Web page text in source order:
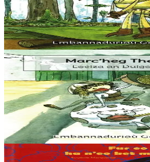
Une histoire de poux, d’ermite, et de
Beaucoup d’humour et de clin d’œil dans
histoire facile à lire pour les jeunes...
En stock5,60 €
3 ans et plus
Goater
Marc'heg Thelo
Thelo est un jeune maître crêpier qui nourrit
Villegourmande. Bubu la vache lui fournit les
lui donne son lait....
En stock5,60 €
6 ans et plus
Goater